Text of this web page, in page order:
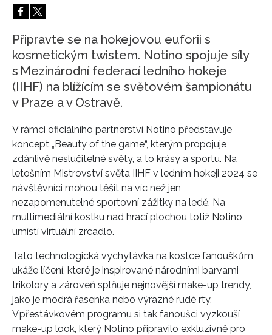
HOME
Připravte se na hokejovou euforii s
kosmetickým twistem. Notino spojuje síly
s Mezinárodní federací ledního hokeje
(IIHF) na blížícím se světovém šampionátu
v Praze a v Ostravě.
V rámci oficiálního partnerství Notino představuje
koncept „Beauty of the game“, kterým propojuje
zdánlivě neslučitelné světy, a to krásy a sportu. Na
letošním Mistrovství světa IIHF v ledním hokeji 2024 se
návštěvníci mohou těšit na víc než jen
nezapomenutelné sportovní zážitky na ledě. Na
multimediální kostku nad hrací plochou totiž Notino
umístí virtuální zrcadlo.
Tato technologická vychytávka na kostce fanouškům
ukáže líčení, které je inspirované národními barvami
trikolory a zároveň splňuje nejnovější make-up trendy,
jako je modrá řasenka nebo výrazné rudé rty.
V přestávkovém programu si tak fanoušci vyzkouší
make-up look, který Notino připravilo exkluzivně pro